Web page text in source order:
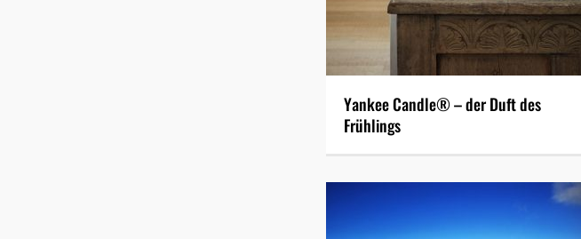
Yankee Candle® – der Duft des
Frühlings